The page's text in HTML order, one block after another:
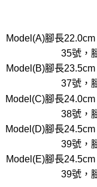
Model(A)腳長
35號，
Model(B)腳長
37號，
Model(C)腳長
38號，
Model(D)腳長
39號，
Model(E)腳長
39號，